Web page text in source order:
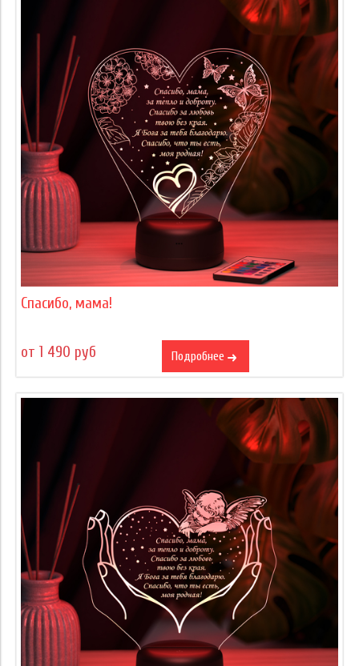
Спасибо, мама!
от 1 490 руб Подробнее